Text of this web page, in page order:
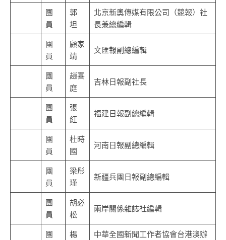
團
員
郭
坦
北京新奧傳媒有限公司（競報）社
長兼總編輯
團
員
顧家
靖
文匯報副總編輯
團
員
趙喜
庭
吉林日報副社長
團
員
張
紅
福建日報副總編輯
團
員
杜時
國
河南日報副總編輯
團
員
梁彤
瑾
新疆兵團日報副總編輯
團
員
胡必
松
兩岸關係雜誌社編輯
團
楊
中華全國新聞工作者協會台港澳辦